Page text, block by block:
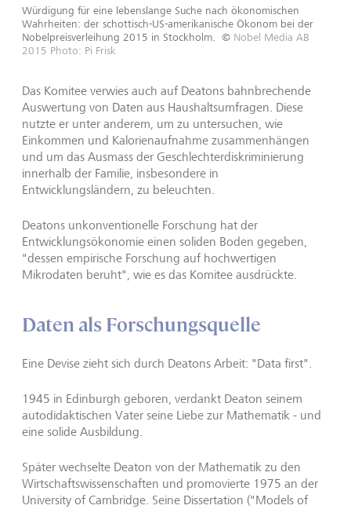
Würdigung für eine lebenslange Suche nach ökonomischen
Wahrheiten: der schottisch-US-amerikanische Ökonom bei der
Nobelpreisverleihung 2015 in Stockholm.
© Nobel Media AB
2015 Photo: Pi Frisk
Das Komitee verwies auch auf Deatons bahnbrechende
Auswertung von Daten aus Haushaltsumfragen. Diese
nutzte er unter anderem, um zu untersuchen, wie
Einkommen und Kalorienaufnahme zusammenhängen
und um das Ausmass der Geschlechterdiskriminierung
innerhalb der Familie, insbesondere in
Entwicklungsländern, zu beleuchten.
Deatons unkonventionelle Forschung hat der
Entwicklungsökonomie einen soliden Boden gegeben,
"dessen empirische Forschung auf hochwertigen
Mikrodaten beruht", wie es das Komitee ausdrückte.
Daten als Forschungsquelle
Eine Devise zieht sich durch Deatons Arbeit: "Data first".
1945 in Edinburgh geboren, verdankt Deaton seinem
autodidaktischen Vater seine Liebe zur Mathematik - und
eine solide Ausbildung.
Später wechselte Deaton von der Mathematik zu den
Wirtschaftswissenschaften und promovierte 1975 an der
University of Cambridge. Seine Dissertation ("Models of